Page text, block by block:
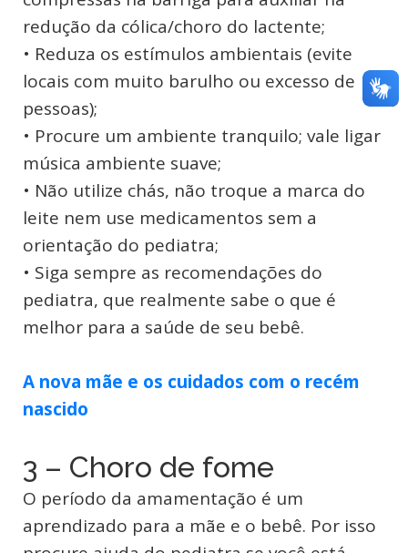
redução da cólica/choro do lactente;
• Reduza os estímulos ambientais (evite
locais com muito barulho ou excesso de
pessoas);
• Procure um ambiente tranquilo; vale ligar
música ambiente suave;
• Não utilize chás, não troque a marca do
leite nem use medicamentos sem a
orientação do pediatra;
• Siga sempre as recomendações do
pediatra, que realmente sabe o que é
melhor para a saúde de seu bebê.
A nova mãe e os cuidados com o recém
nascido
3 – Choro de fome
O período da amamentação é um
aprendizado para a mãe e o bebê. Por isso